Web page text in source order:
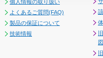
個人情報の取り扱い
よくあるご質問(FAQ)
製品の保証について
技術情報